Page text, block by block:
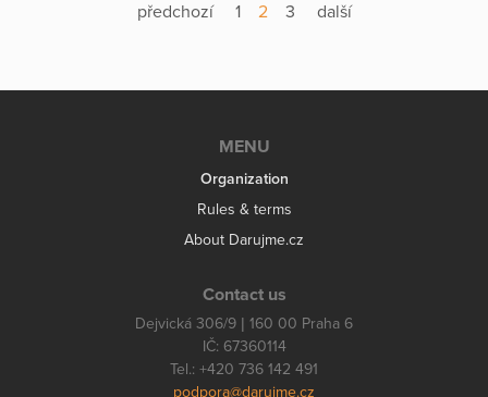
předchozí 1 2 3 další
MENU
Organization
Rules & terms
About Darujme.cz
Contact us
Dejvická 306/9 | 160 00 Praha 6
IČ: 67360114
Tel.: +420 736 142 491
podpora@darujme.cz